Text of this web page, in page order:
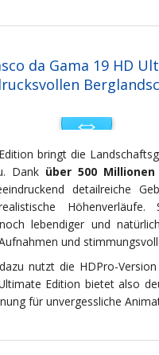
da Gama 19 HD
bringt die
Dank über 500
detailreiche
lebendiger und
und
nutzt die HDPro-
Edition bietet also
für unvergessliche